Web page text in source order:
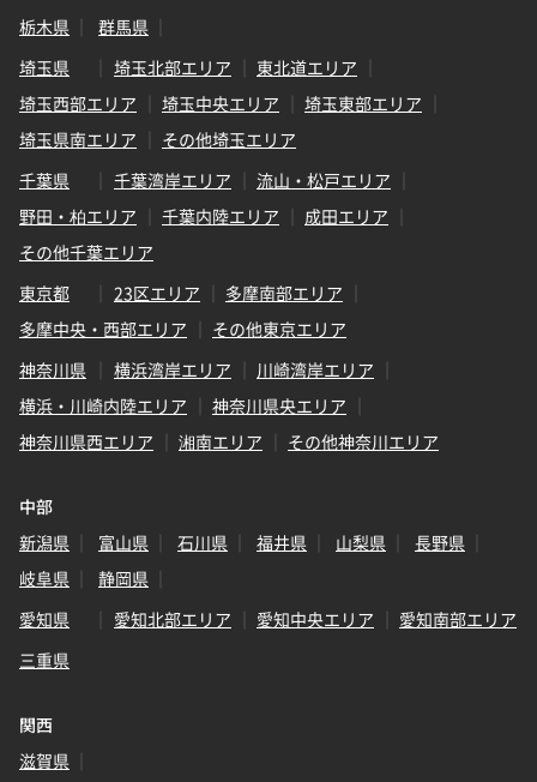
栃木県
群馬県
埼玉県
埼玉北部エリア
東北道エリア
埼玉西部エリア
埼玉中央エリア
埼玉東部エリア
埼玉県南エリア
その他埼玉エリア
千葉県
千葉湾岸エリア
流山・松戸エリア
野田・柏エリア
千葉内陸エリア
成田エリア
その他千葉エリア
東京都
23区エリア
多摩南部エリア
多摩中央・西部エリア
その他東京エリア
神奈川県
横浜湾岸エリア
川崎湾岸エリア
横浜・川崎内陸エリア
神奈川県央エリア
神奈川県西エリア
湘南エリア その他神奈川エリア
中部
新潟県
富山県 石川県 福井県 山梨県
長野県
岐阜県
静岡県
愛知県
愛知北部エリア 愛知中央エリア
愛知南部エリア
三重県
関西
滋賀県